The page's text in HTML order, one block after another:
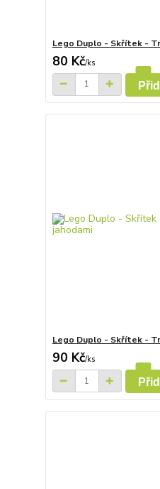
Lego Duplo - Skřítek -
80 Kč/ks
Lego Duplo - Skřítek -
90 Kč/ks